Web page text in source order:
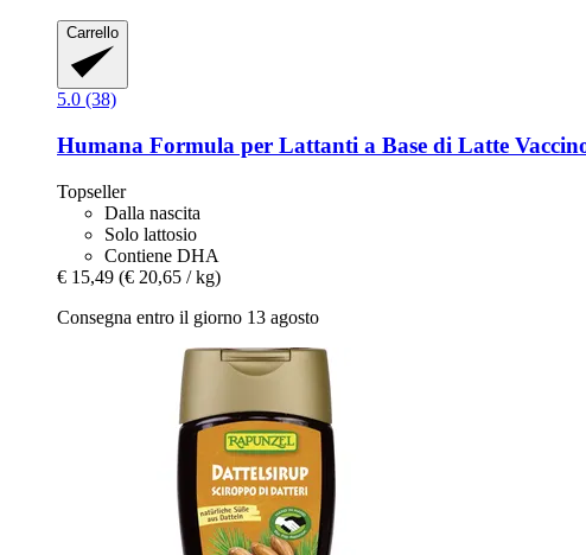
Carrello
5.0 (38)
Humana Formula per Lattanti a Base di Latte
Topseller
Dalla nascita
Solo lattosio
Contiene DHA
€ 15,49 (€ 20,65 / kg)
Consegna entro il giorno 13 agosto